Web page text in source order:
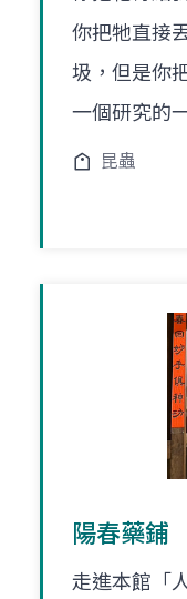
你把牠直接
圾，但是你
一個研究的
昆蟲
陽春藥鋪
走進本館「